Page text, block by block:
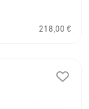
218,00 €